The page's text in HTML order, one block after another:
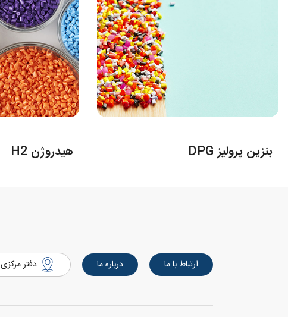
بنزین پرولیز DPG هیدروژن H2
ارتباط با ما درباره ما دفتر مرکزی